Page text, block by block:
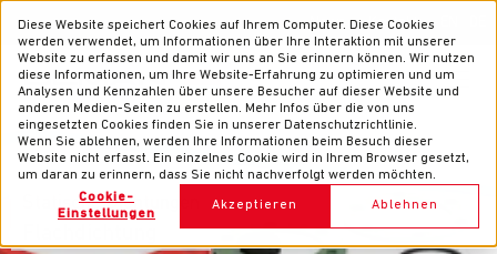
Diese Website speichert Cookies auf Ihrem Computer. Diese Cookies
werden verwendet, um Informationen über Ihre Interaktion mit unserer
Website zu erfassen und damit wir uns an Sie erinnern können. Wir nutzen
diese Informationen, um Ihre Website-Erfahrung zu optimieren und um
Analysen und Kennzahlen über unsere Besucher auf dieser Website und
anderen Medien-Seiten zu erstellen. Mehr Infos über die von uns
eingesetzten Cookies finden Sie in unserer Datenschutzrichtlinie.
Wenn Sie ablehnen, werden Ihre Informationen beim Besuch dieser
Website nicht erfasst. Ein einzelnes Cookie wird in Ihrem Browser gesetzt,
um daran zu erinnern, dass Sie nicht nachverfolgt werden möchten.
Cookie-
Einstellungen
Akzeptieren Ablehnen
News Kontakt
Statische Dichtungen